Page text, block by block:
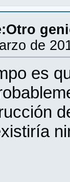
de
es